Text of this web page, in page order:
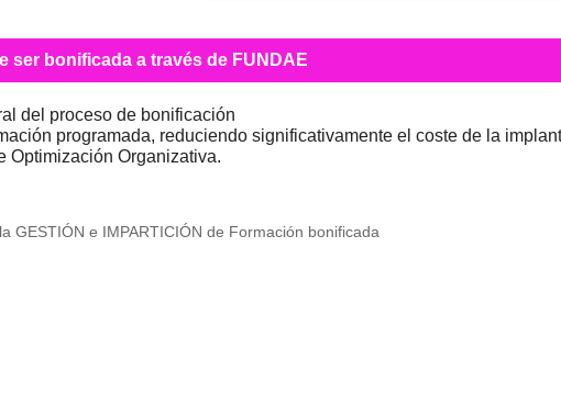
ser bonificada a través de FUNDAE
del proceso de bonificación
programada, reduciendo significativamente el coste de la
Optimización Organizativa.
GESTIÓN e IMPARTICIÓN de Formación bonificada